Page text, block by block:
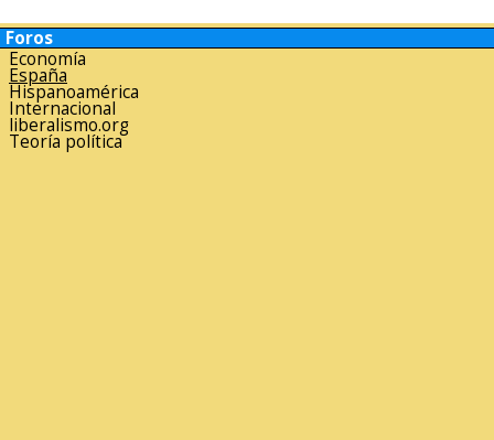
Foros
Economía
España
Hispanoamérica
Internacional
liberalismo.org
Teoría política